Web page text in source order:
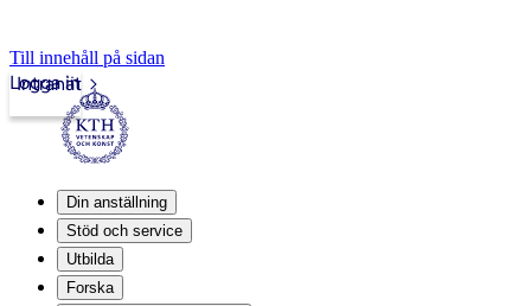
Till innehåll på sidan
Intranät
Logga in
Din anställning
Stöd och service
Utbilda
Forska